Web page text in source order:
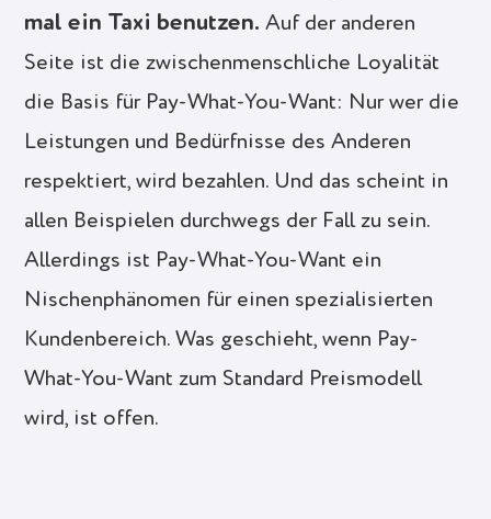
mal ein Taxi benutzen. Auf der anderen
Seite ist die zwischenmenschliche Loyalität
die Basis für Pay-What-You-Want: Nur wer die
Leistungen und Bedürfnisse des Anderen
respektiert, wird bezahlen. Und das scheint in
allen Beispielen durchwegs der Fall zu sein.
Allerdings ist Pay-What-You-Want ein
Nischenphänomen für einen spezialisierten
Kundenbereich. Was geschieht, wenn Pay-
What-You-Want zum Standard Preismodell
wird, ist offen.